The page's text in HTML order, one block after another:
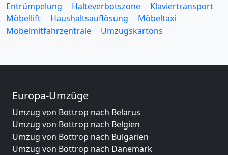
Entrümpelung
Halteverbotszone
Klaviertransport
Möbellift
Haushaltsauflösung
Möbeltaxi
Möbelmitfahrzentrale
Umzugskartons
Europa-Umzüge
Umzug von Bottrop nach Belarus
Umzug von Bottrop nach Belgien
Umzug von Bottrop nach Bulgarien
Umzug von Bottrop nach Dänemark